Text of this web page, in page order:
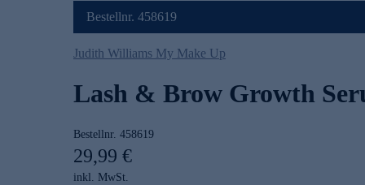
Bestellnr. 458619
Judith Williams My Make Up
Lash & Brow Growth
Bestellnr. 458619
29,99 €
inkl. MwSt.